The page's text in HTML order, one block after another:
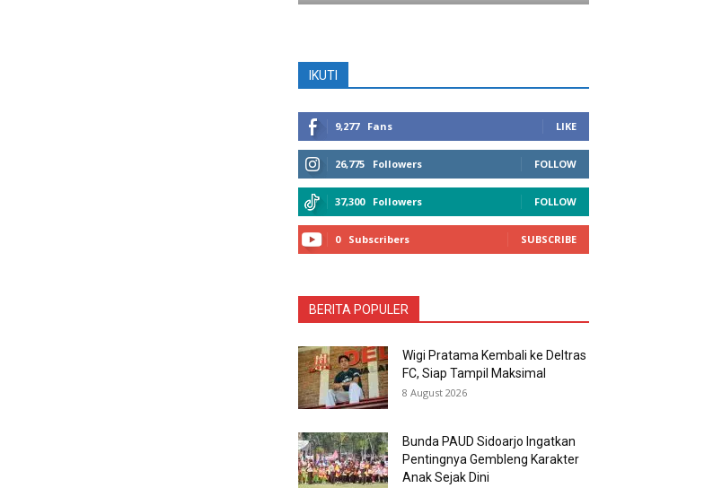
IKUTI
9,277 Fans LIKE
26,775 Followers FOLLOW
37,300 Followers FOLLOW
0 Subscribers SUBSCRIBE
BERITA POPULER
Wigi Pratama Kembali ke Deltras
FC, Siap Tampil Maksimal
8 August 2026
Bunda PAUD Sidoarjo Ingatkan
Pentingnya Gembleng Karakter
Anak Sejak Dini